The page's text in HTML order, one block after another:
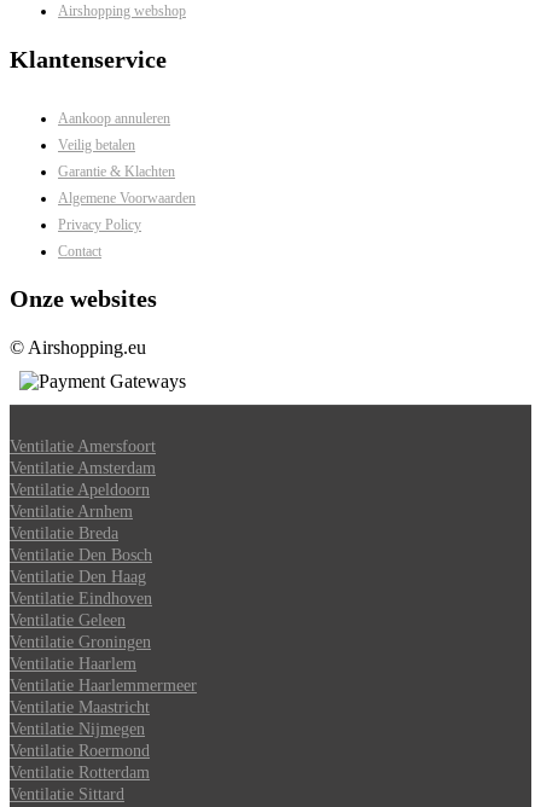
Airshopping webshop
Klantenservice
Aankoop annuleren
Veilig betalen
Garantie & Klachten
Algemene Voorwaarden
Privacy Policy
Contact
Onze websites
© Airshopping.eu
Ventilatie Amersfoort
Ventilatie Amsterdam
Ventilatie Apeldoorn
Ventilatie Arnhem
Ventilatie Breda
Ventilatie Den Bosch
Ventilatie Den Haag
Ventilatie Eindhoven
Ventilatie Geleen
Ventilatie Groningen
Ventilatie Haarlem
Ventilatie Haarlemmermeer
Ventilatie Maastricht
Ventilatie Nijmegen
Ventilatie Roermond
Ventilatie Rotterdam
Ventilatie Sittard